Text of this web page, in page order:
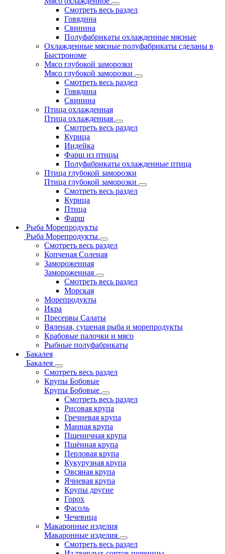
Смотреть весь раздел
Говядина
Свинина
Полуфабрикаты охлажденные мясные
Охлажденные мясные полуфабрикаты сделаны в
Быстрономе
Мясо глубокой заморозки
Мясо глубокой заморозки
Смотреть весь раздел
Говядина
Свинина
Птица охлажденная
Птица охлажденная
Смотреть весь раздел
Курица
Индейка
Фарш из птицы
Полуфабрикаты охлажденные птица
Птица глубокой заморозки
Птица глубокой заморозки
Смотреть весь раздел
Курица
Птица
Фарш
Рыба Морепродукты
Рыба Морепродукты
Смотреть весь раздел
Копченая Соленая
Замороженная
Замороженная
Смотреть весь раздел
Морская
Морепродукты
Икра
Пресервы Салаты
Вяленая, сушеная рыба и морепродукты
Крабовые палочки и мясо
Рыбные полуфабрикаты
Бакалея
Бакалея
Смотреть весь раздел
Крупы Бобовые
Крупы Бобовые
Смотреть весь раздел
Рисовая крупа
Гречневая крупа
Манная крупа
Пшеничная крупа
Пшённая крупа
Перловая крупа
Кукурузная крупа
Овсяная крупа
Ячневая крупа
Крупы другие
Горох
Фасоль
Чечевица
Макаронные изделия
Макаронные изделия
Смотреть весь раздел